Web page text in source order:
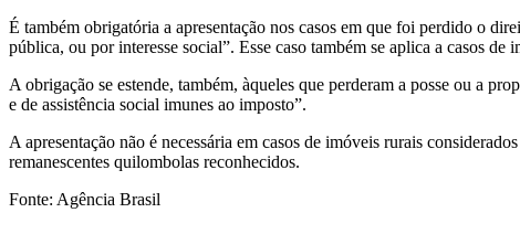
É também obrigatória a apresentação nos casos em que foi perdido o
pública, ou por interesse social”. Esse caso também se aplica a casos de
A obrigação se estende, também, àqueles que perderam a posse ou a
e de assistência social imunes ao imposto”.
A apresentação não é necessária em casos de imóveis rurais
remanescentes quilombolas reconhecidos.
Fonte: Agência Brasil